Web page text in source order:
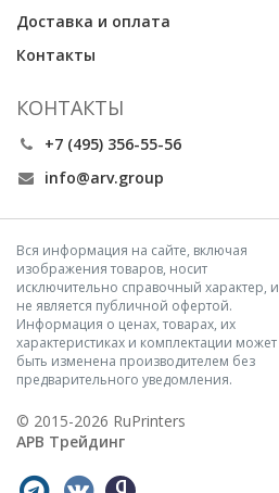
Доставка и оплата
Контакты
КОНТАКТЫ
+7 (495) 356-55-56
info@arv.group
Вся информация на сайте, включая
изображения товаров, носит
исключительно справочный характер, и
не является публичной офертой.
Информация о ценах, товарах, их
характеристиках и комплектации может
быть изменена производителем без
предварительного уведомления.
© 2015-2026 RuPrinters
АРВ Трейдинг